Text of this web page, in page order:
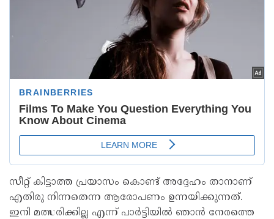
സീറ്റ് കിട്ടാത്ത പ്രയാസം കൊണ്ട് അദ്ദേഹം താനാണ്
എതിരു നിന്നതെന്ന ആരോപണം ഉന്നയിക്കുന്നത്.
ഇനി മത്സരിക്കില്ല എന്ന് പാർട്ടിയിൽ ഞാൻ നേരത്തെ